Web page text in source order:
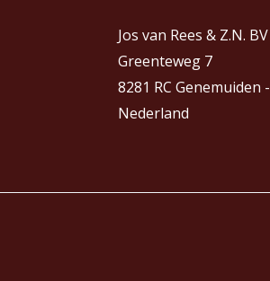
Jos van Rees & Z.N. BV
Greenteweg 7
8281 RC Genemuiden -
Nederland